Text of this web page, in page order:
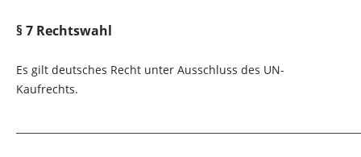
§ 7 Rechtswahl
Es gilt deutsches Recht unter Ausschluss des UN-
Kaufrechts.